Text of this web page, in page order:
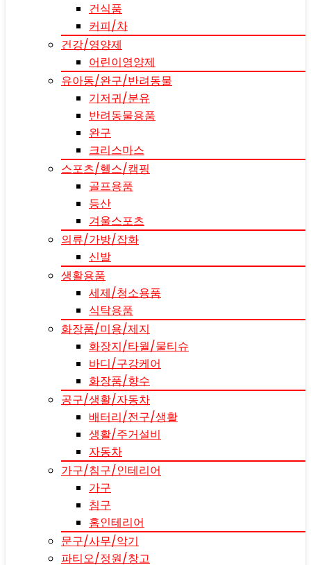
건식품
커피/차
건강/영양제
어린이영양제
유아동/완구/반려동물
기저귀/분유
반려동물용품
완구
크리스마스
스포츠/헬스/캠핑
골프용품
등산
겨울스포츠
의류/가방/잡화
신발
생활용품
세제/청소용품
식탁용품
화장품/미용/제지
화장지/타월/물티슈
바디/구강케어
화장품/향수
공구/생활/자동차
배터리/전구/생활
생활/주거설비
자동차
가구/침구/인테리어
가구
침구
홈인테리어
문구/사무/악기
파티오/정원/창고